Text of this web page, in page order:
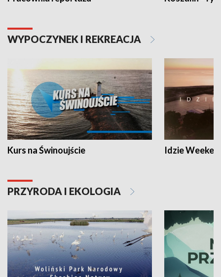
WYPOCZYNEK I REKREACJA
Kurs na Świnoujście Idzie
PRZYRODA I EKOLOGIA